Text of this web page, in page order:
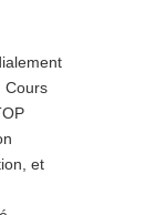
Cours
et